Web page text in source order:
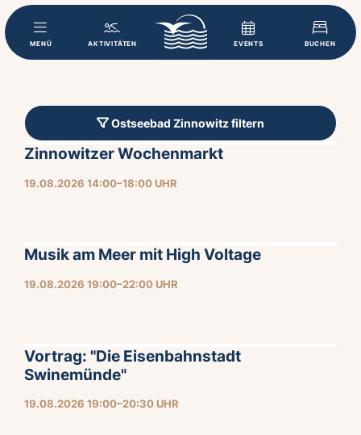
MENÜ AKTIVITÄTEN EVENTS BUCHEN
Ostseebad Zinnowitz filtern
19.08.2026 14:00–18:00 UHR
Zinnowitzer Wochenmarkt
19.08.2026 19:00–22:00 UHR
Musik am Meer mit High Voltage
19.08.2026 19:00–20:30 UHR
Vortrag: "Die Eisenbahnstadt
Swinemünde"